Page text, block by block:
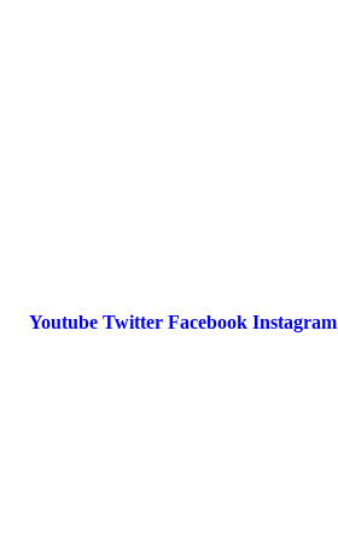
Youtube Twitter Facebook Instagram